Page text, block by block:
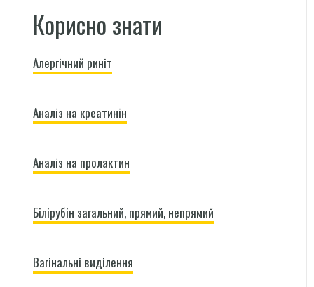
Корисно знати
Алергічний риніт
Аналіз на креатинін
Аналіз на пролактин
Білірубін загальний, прямий, непрямий
Вагінальні виділення